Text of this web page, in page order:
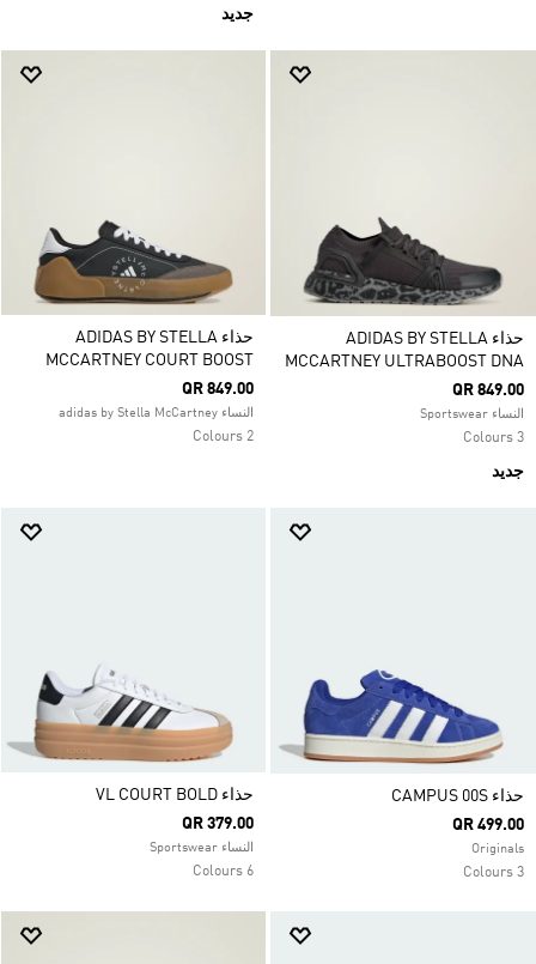
جديد
حذاء ADIDAS BY STELLA
MCCARTNEY ULTRABOOST DNA
QR 849.00
النساء Sportswear
3 Colours
جديد
حذاء ADIDAS BY STELLA
MCCARTNEY COURT BOOST
QR 849.00
النساء adidas by Stella McCartney
2 Colours
حذاء CAMPUS 00S
QR 499.00
Originals
3 Colours
حذاء VL COURT BOLD
QR 379.00
النساء Sportswear
6 Colours